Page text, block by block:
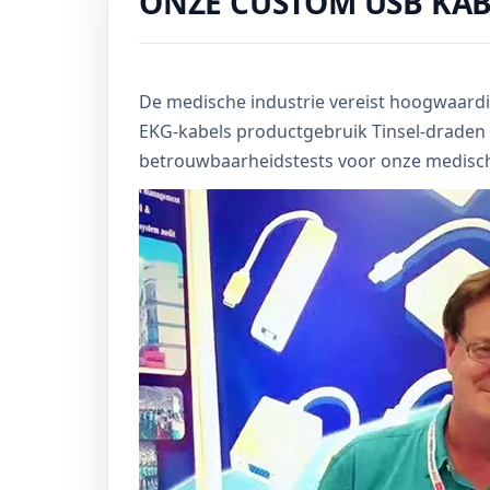
De medische industrie vereist
EKG-kabels productgebruik Tinsel-
betrouwbaarheidstests voor onze